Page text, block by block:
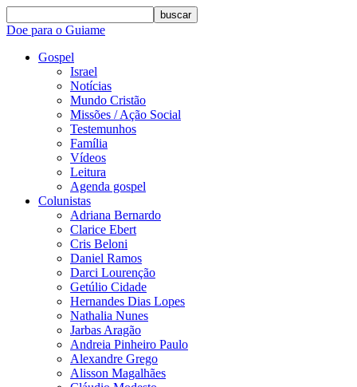
buscar
Doe para o Guiame
Gospel
Israel
Notícias
Mundo Cristão
Missões / Ação Social
Testemunhos
Família
Vídeos
Leitura
Agenda gospel
Colunistas
Adriana Bernardo
Clarice Ebert
Cris Beloni
Daniel Ramos
Darci Lourenção
Getúlio Cidade
Hernandes Dias Lopes
Nathalia Nunes
Jarbas Aragão
Andreia Pinheiro Paulo
Alexandre Grego
Alisson Magalhães